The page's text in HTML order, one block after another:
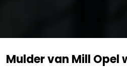
Mulder van Mill Opel